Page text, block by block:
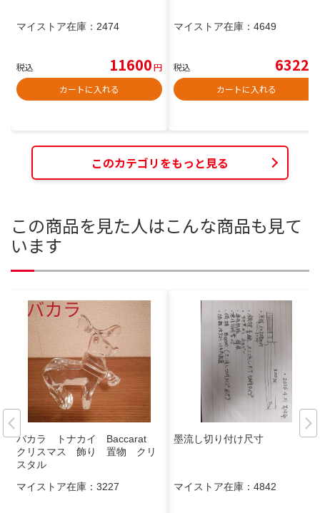
マイストア在庫： 2474
税込 11600円
カートに入れる
マイストア在庫： 4649
税込 6322
カートに入れる
このカテゴリをもっと見る
この商品を見た人はこんな商品も見て
います
バカラ トナカイ Baccarat
クリスマス 飾り 置物 クリ
スタル
マイストア在庫： 3227
墨流し切り付け尺寸
マイストア在庫： 4842